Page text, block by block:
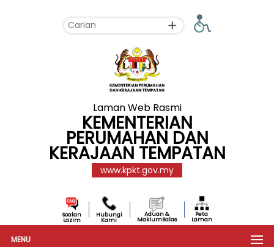
Laman Web Rasmi
KEMENTERIAN
PERUMAHAN DAN
KERAJAAN TEMPATAN
www.kpkt.gov.my
Soalan
Lazim
Hubungi
Kami
Aduan &
MaklumBalas
Peta
Laman
MENU